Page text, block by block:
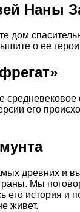
Наны
дом
о ее
средневековое
его
древних и
Мы
его история и
живет.